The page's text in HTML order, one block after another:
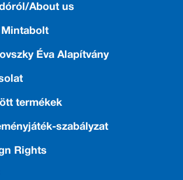
About us
Mintabolt
Éva Alapítvány
termékek
szabályzat
Rights